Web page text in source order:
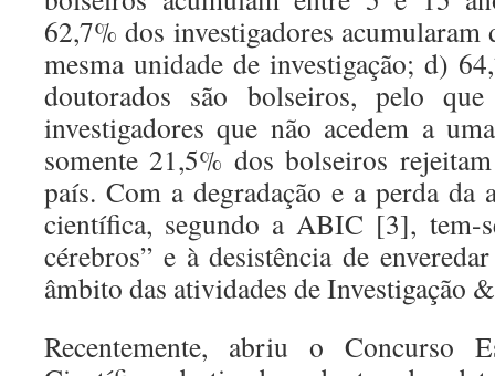
62,7% dos investigadores acumularam
mesma unidade de investigação; d)
doutorados são bolseiros, pelo
investigadores que não acedem a
somente 21,5% dos bolseiros
país. Com a degradação e a perda da
científica, segundo a ABIC [3], tem-
cérebros” e à desistência de
âmbito das atividades de Investigação
Recentemente, abriu o Concurso